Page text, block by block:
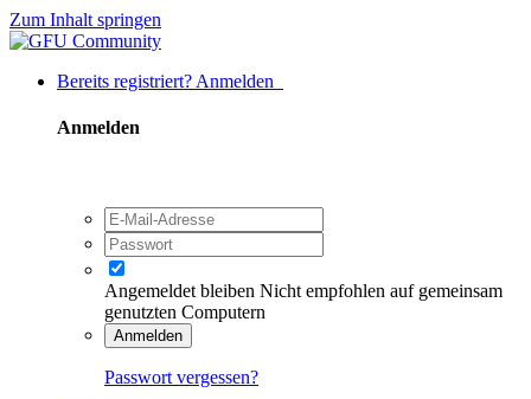
Zum Inhalt springen
Bereits registriert? Anmelden
Anmelden
Angemeldet bleiben Nicht empfohlen auf gemeinsam
genutzten Computern
Anmelden
Passwort vergessen?